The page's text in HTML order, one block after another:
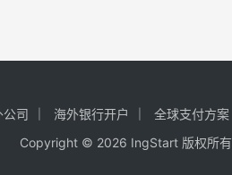
公司 海外银行开户 全球支付方案
Copyright © 2026 IngStart 版权所有